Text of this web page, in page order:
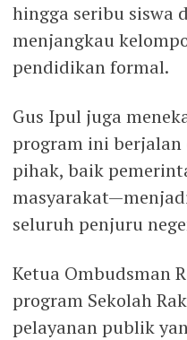
hingga seribu siswa
menjangkau
pendidikan formal.
Gus Ipul juga
program ini
pihak, baik
seluruh penjuru
Ketua Ombudsman
program Sekolah
pelayanan publik